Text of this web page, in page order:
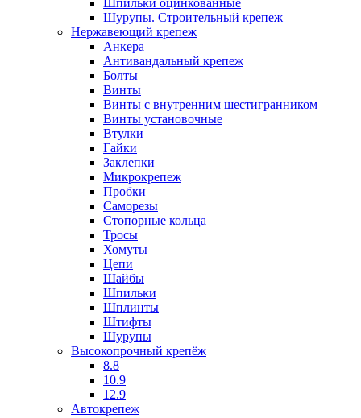
Шпильки оцинкованные
Шурупы. Строительный крепеж
Нержавеющий крепеж
Анкера
Антивандальный крепеж
Болты
Винты
Винты с внутренним шестигранником
Винты установочные
Втулки
Гайки
Заклепки
Микрокрепеж
Пробки
Саморезы
Стопорные кольца
Тросы
Хомуты
Цепи
Шайбы
Шпильки
Шплинты
Штифты
Шурупы
Высокопрочный крепёж
8.8
10.9
12.9
Автокрепеж